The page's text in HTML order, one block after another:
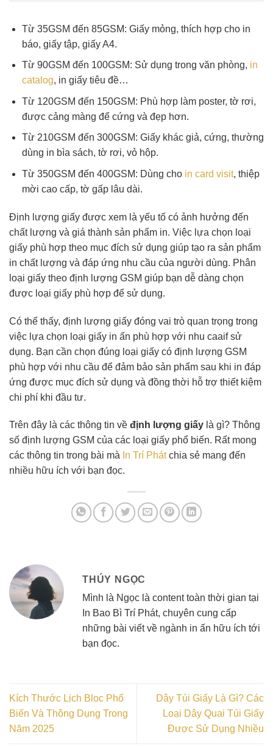
Từ 35GSM đến 85GSM: Giấy mỏng, thích hợp cho in
báo, giấy tập, giấy A4.
Từ 90GSM đến 100GSM: Sử dụng trong văn phòng, in
catalog, in giấy tiêu đề…
Từ 120GSM đến 150GSM: Phù hợp làm poster, tờ rơi,
được cảng màng để cứng và đẹp hơn.
Từ 210GSM đến 300GSM: Giấy khác giả, cứng, thường
dùng in bìa sách, tờ rơi, vỏ hộp.
Từ 350GSM đến 400GSM: Dùng cho in card visit, thiệp
mời cao cấp, tờ gấp lâu dài.
Định lượng giấy được xem là yếu tố có ảnh hưởng đến
chất lượng và giá thành sản phẩm in. Việc lựa chọn loại
giấy phù hợp theo mục đích sử dụng giúp tạo ra sản phẩm
in chất lượng và đáp ứng nhu cầu của người dùng. Phân
loại giấy theo định lượng GSM giúp bạn dễ dàng chọn
được loại giấy phù hợp để sử dụng.
Có thể thấy, định lượng giấy đóng vai trò quan trọng trong
việc lựa chọn loại giấy in ấn phù hợp với nhu caaif sử
dụng. Bạn cần chọn đúng loại giấy có định lượng GSM
phù hợp với nhu cầu để đảm bảo sản phẩm sau khi in đáp
ứng được mục đích sử dụng và đồng thời hỗ trợ thiết kiệm
chi phí khi đầu tư.
Trên đây là các thông tin về định lượng giấy là gì? Thông
số định lượng GSM của các loại giấy phổ biến. Rất mong
các thông tin trong bài mà In Trí Phátchia sẻ mang đến
nhiều hữu ích với bạn đọc.
THÚY NGỌC
Mình là Ngọc là content toàn thời gian tại
In Bao Bì Trí Phát, chuyên cung cấp
những bài viết về ngành in ấn hữu ích tới
bạn đọc.
Kích Thước Lịch Bloc Phổ
Biến Và Thông Dụng Trong
Năm 2025
Dây Túi Giấy Là Gì? Các
Loại Dây Quai Túi Giấy
Được Sử Dụng Nhiều